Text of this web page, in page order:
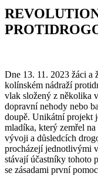
Dne 13. 11. 2023 žáci a
kolínském nádraží
vlak složený z několika
dopravní nehody nebo
doupě. Unikátní projekt
mladíka, který zemřel
vývoji a důsledcích
procházejí jednotlivými
stávají účastníky tohoto
se zásadami první